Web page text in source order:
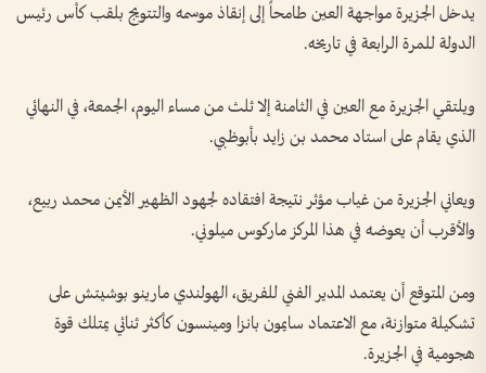
يدخل الجزيرة مواجهة العين طامحاً إلى إنقاذ موسمه والتتويج بلقب كأس رئيس
الدولة للمرة الرابعة في تاريخه.
ويلتقي الجزيرة مع العين في الثامنة إلا ثلث من مساء اليوم، الجمعة، في النهائي
الذي يقام على استاد محمد بن زايد بأبوظبي.
ويعاني الجزيرة من غياب مؤثر نتيجة افتقاده لجهود الظهير الأيمن محمد ربيع،
والأقرب أن يعوضه في هذا المركز ماركوس ميلوني.
ومن المتوقع أن يعتمد المدير الفني للفريق، الهولندي مارينو بوشيتش على
تشكيلة متوازنة، مع الاعتماد سايمون بانزا ومينسون كأكثر ثنائي يمتلك قوة
هجومية في الجزيرة.